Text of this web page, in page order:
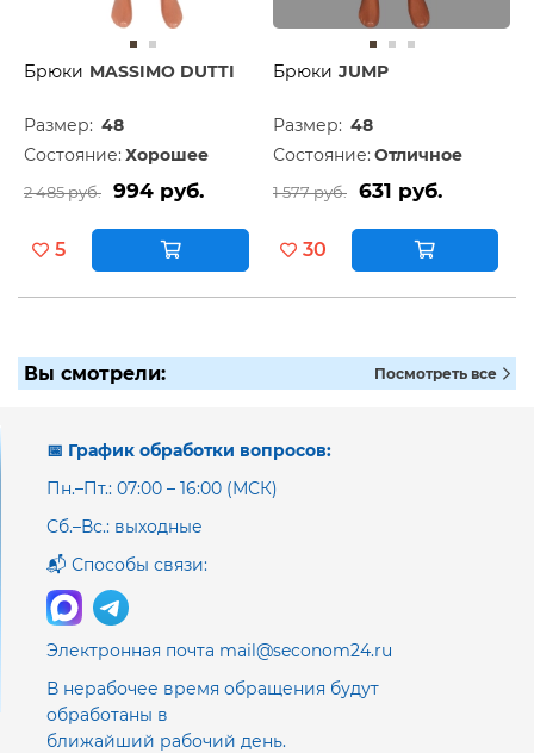
Брюки MASSIMO DUTTI
Размер: 48
Состояние: Хорошее
2 485 руб. 994 руб.
5
Брюки JUMP
Размер: 48
Состояние: Отличное
1 577 руб. 631 руб.
30
Вы смотрели: Посмотреть все
📅 График обработки вопросов:
Пн.–Пт.: 07:00 – 16:00 (МСК)
Сб.–Вс.: выходные
📬 Способы связи:
Электронная почта mail@seconom24.ru
В нерабочее время обращения будут
обработаны в
ближайший рабочий день.